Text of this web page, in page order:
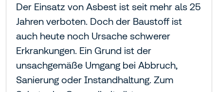
Der Einsatz von Asbest ist seit mehr als 25
Jahren verboten. Doch der Baustoff ist
auch heute noch Ursache schwerer
Erkrankungen. Ein Grund ist der
unsachgemäße Umgang bei Abbruch,
Sanierung oder Instandhaltung. Zum